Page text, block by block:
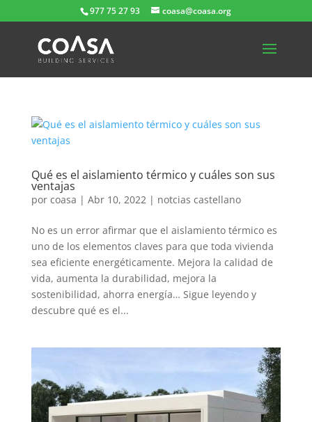
977 75 27 93 coasa@coasa.org
Qué es el aislamiento térmico y cuáles son sus
ventajas
por coasa | Abr 10, 2022| notcias castellano
No es un error afirmar que el aislamiento térmico es
uno de los elementos claves para que toda vivienda
sea eficiente energéticamente. Mejora la calidad de
vida, aumenta la durabilidad, mejora la
sostenibilidad, ahorra energía… Sigue leyendo y
descubre qué es el...